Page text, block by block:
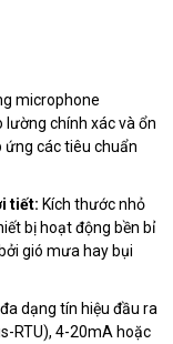
microphone
lường chính xác và ổn
các tiêu chuẩn
tiết: Kích thước nhỏ
bị hoạt động bền bỉ
gió mưa hay bụi
dạng tín hiệu đầu ra
RTU), 4-20mA hoặc